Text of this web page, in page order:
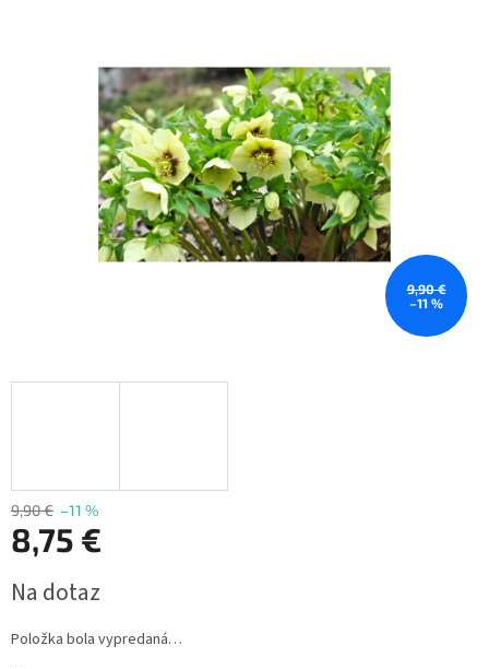
9,90 €
–11 %
9,90 € –11 %
8,75 €
cena:
Na dotaz
Položka bola vypredaná…